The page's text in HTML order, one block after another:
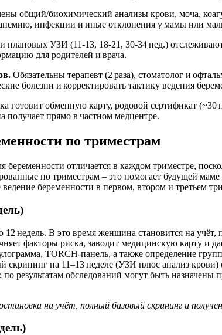
общий/биохимический анализы крови, моча,
инфекции и иные отклонения у мамы или
плановых УЗИ (11‑13, 18‑21, 30‑34 нед.)
для родителей и врача.
Обязательны терапевт (2 раза), стоматолог и
болезни и корректировать тактику ведения
готовит обменную карту, родовой сертификат
прямо в частном медцентре.
по триместрам
беременности отличается в каждом триместре,
по триместрам – это помогает будущей
беременности в первом, втором и третьем
недель. В это время женщина становится на
факторы риска, заводит медицинскую карту и
TORCH‑панель, а также определение
скрининг на 11–13 неделе (УЗИ плюс анализ
по результатам обследований могут быть
на учёт, полный базовый скрининг и